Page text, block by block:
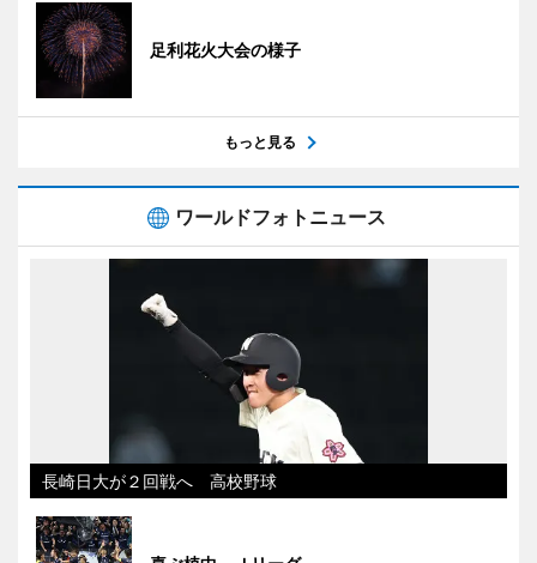
足利花火大会の様子
もっと見る
ワールドフォトニュース
長崎日大が２回戦へ 高校野球